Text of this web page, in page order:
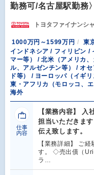
勤務可/名古屋駅勤務〉
トヨタファイナンシ
1000万円～1599万円
東
インドネシア / フィリピン /
マー等） / 北米（アメリカ
ル、アルゼンチン等） / オ
ド等） / ヨーロッパ（イギ
東・アフリカ（モロッコ、
海外
仕事
内容
【業務内容】 入
担当いただきま
伝え致します。
【業務詳細】 ご
す。 ◇売出債（
ラ…